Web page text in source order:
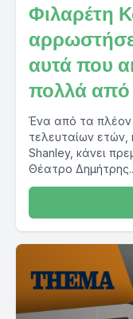
Φιλαρέτη
αυτά που
πολλά από
Ένα από τα πλέον
τελευταίων ετών,
Shanley, κάνει
Θέατρο